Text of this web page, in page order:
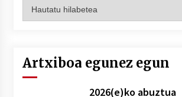
hilez
Artxiboa egunez egun
2026(e)ko abuztua